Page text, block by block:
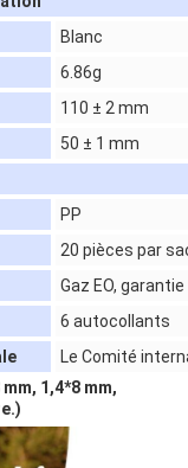
Blanc
6.86g
110 ± 2 mm
50 ± 1 mm
PP
20 pièces par
Gaz EO,
6 autocollants
Le Comité
1,4*8 mm,